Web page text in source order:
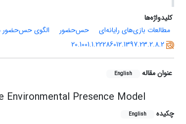
کلیدواژه‌ها
مطالعات بازی‌های رایانه‌ای
حس‌حضور الگوی
20.1001.1.22286012.1397.23.2.8.2
عنوان مقاله English
Environmental Presence Model
چکیده English